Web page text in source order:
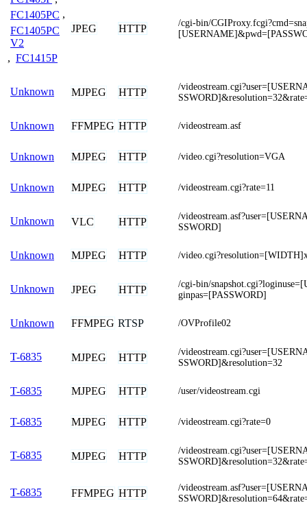
FC1405PC ,
FC1405PC
V2
, FC1415P
JPEG HTTP
/cgi-bin/
Unknown MJPEG HTTP
/
Unknown FFMPEG HTTP /videostream.asf
Unknown MJPEG HTTP /video.cgi?resolution=VGA
Unknown MJPEG HTTP /videostream.cgi?rate=11
Unknown VLC HTTP
/
SSWORD]
Unknown MJPEG HTTP /
Unknown JPEG HTTP
/cgi-bin/
ginpas=[PASSWORD]
Unknown FFMPEG RTSP /OVProfile02
T-6835 MJPEG HTTP
/
SSWORD]&resolution=32
T-6835 MJPEG HTTP /user/videostream.cgi
T-6835 MJPEG HTTP /videostream.cgi?rate=0
T-6835 MJPEG HTTP
/
T-6835 FFMPEG HTTP
/